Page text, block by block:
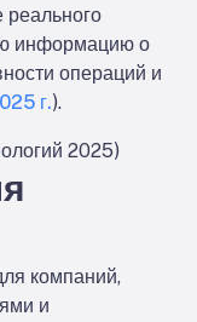
реального
информацию о
операций и
г.).
2025)
компаний,
и